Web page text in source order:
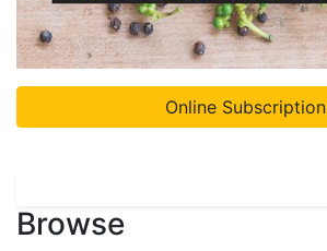
Online Subscription
Browse